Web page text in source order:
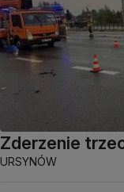
Zderzenie
URSYNÓW